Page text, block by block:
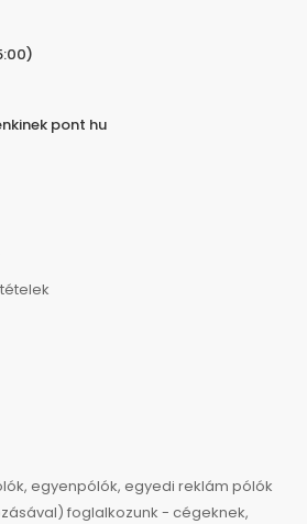
pont hu
egyenpólók, egyedi reklám pólók
foglalkozunk - cégeknek,